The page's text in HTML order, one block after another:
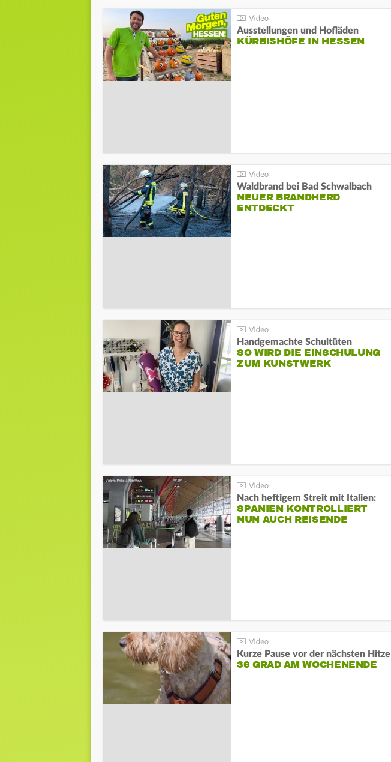
Ausstellungen und Hofläden
KÜRBISHÖFE IN HESSEN
Waldbrand bei Bad Schwalbach
NEUER BRANDHERD
ENTDECKT
Handgemachte Schultüten
SO WIRD DIE EINSCHULUNG
ZUM KUNSTWERK
Nach heftigem Streit mit Italien:
SPANIEN KONTROLLIERT
NUN AUCH REISENDE
Kurze Pause vor der nächsten Hitze
36 GRAD AM WOCHENENDE